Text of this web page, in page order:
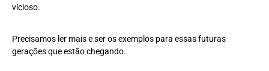
vicioso.
Precisamos ler mais e ser os exemplos para essas futuras
gerações que estão chegando.